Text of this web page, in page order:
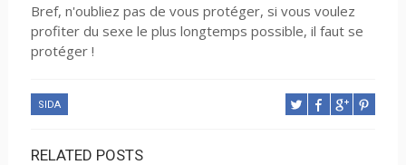
Bref, n'oubliez pas de vous protéger, si vous voulez
profiter du sexe le plus longtemps possible, il faut se
protéger !
SIDA
RELATED POSTS